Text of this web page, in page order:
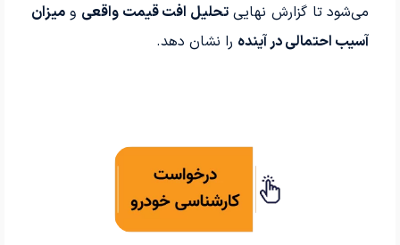
می‌شود تا گزارش نهاییتحلیل افت قیمت واقعی ومیزان
آسیب احتمالی در آینده را نشان دهد.